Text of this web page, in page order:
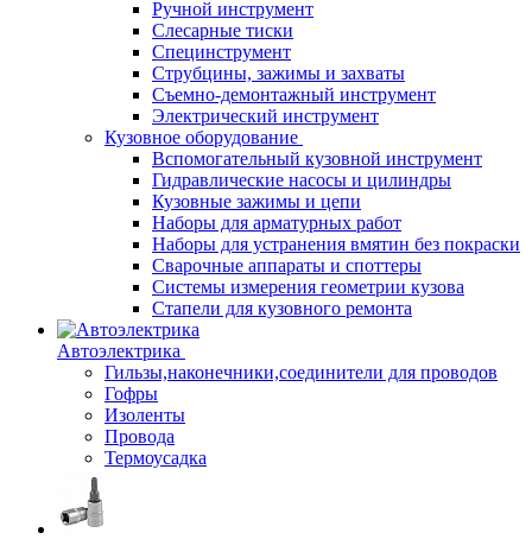
Ручной инструмент
Слесарные тиски
Специнструмент
Струбцины, зажимы и захваты
Съемно-демонтажный инструмент
Электрический инструмент
Кузовное оборудование
Вспомогательный кузовной инструмент
Гидравлические насосы и цилиндры
Кузовные зажимы и цепи
Наборы для арматурных работ
Наборы для устранения вмятин без покраски
Сварочные аппараты и споттеры
Системы измерения геометрии кузова
Стапели для кузовного ремонта
Автоэлектрика
Гильзы,наконечники,соединители для проводов
Гофры
Изоленты
Провода
Термоусадка